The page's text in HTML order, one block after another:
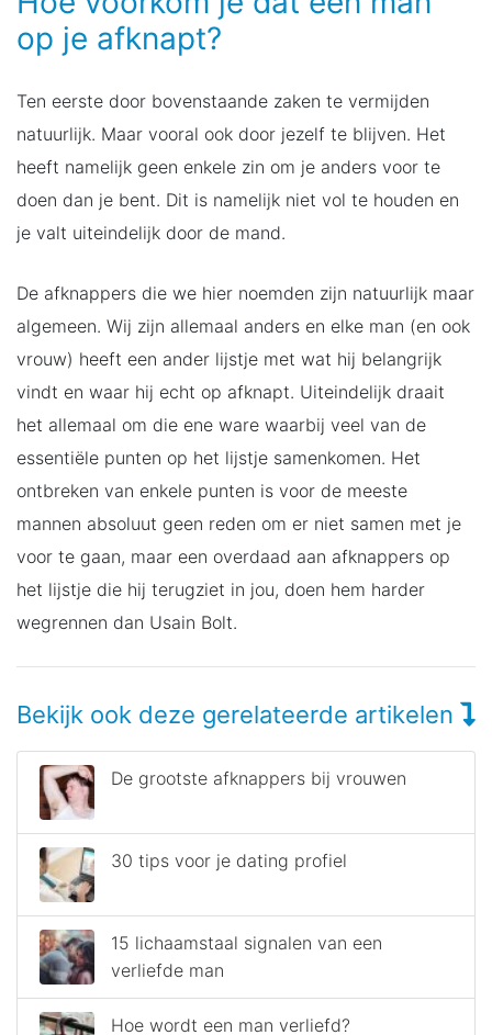
op je afknapt?
Ten eerste door bovenstaande zaken te vermijden
natuurlijk. Maar vooral ook door jezelf te blijven. Het
heeft namelijk geen enkele zin om je anders voor te
doen dan je bent. Dit is namelijk niet vol te houden en
je valt uiteindelijk door de mand.
De afknappers die we hier noemden zijn natuurlijk maar
algemeen. Wij zijn allemaal anders en elke man (en ook
vrouw) heeft een ander lijstje met wat hij belangrijk
vindt en waar hij echt op afknapt. Uiteindelijk draait
het allemaal om die ene ware waarbij veel van de
essentiële punten op het lijstje samenkomen. Het
ontbreken van enkele punten is voor de meeste
mannen absoluut geen reden om er niet samen met je
voor te gaan, maar een overdaad aan afknappers op
het lijstje die hij terugziet in jou, doen hem harder
wegrennen dan Usain Bolt.
Bekijk ook deze gerelateerde artikelen
De grootste afknappers bij vrouwen
30 tips voor je dating profiel
15 lichaamstaal signalen van een
verliefde man
Hoe wordt een man verliefd?